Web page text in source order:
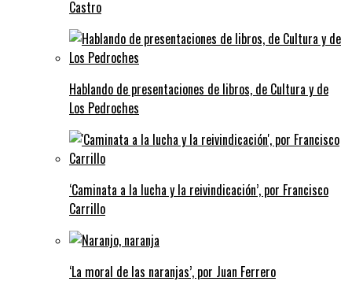
Castro
Hablando de presentaciones de libros, de Cultura y de
Los Pedroches
‘Caminata a la lucha y la reivindicación’, por Francisco
Carrillo
‘La moral de las naranjas’, por Juan Ferrero